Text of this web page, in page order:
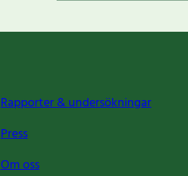
Rapporter & undersökningar
Press
Om oss